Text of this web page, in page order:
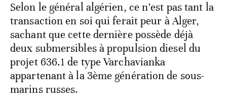
Selon le général algérien, ce n’est pas tant la
transaction en soi qui ferait peur à Alger,
sachant que cette dernière possède déjà
deux submersibles à propulsion diesel du
projet 636.1 de type Varchavianka
appartenant à la 3ème génération de sous-
marins russes.